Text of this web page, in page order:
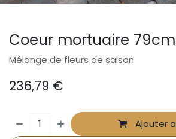
Coeur mortuaire 79cm
Mélange de fleurs de saison
236,79 €
Ajouter